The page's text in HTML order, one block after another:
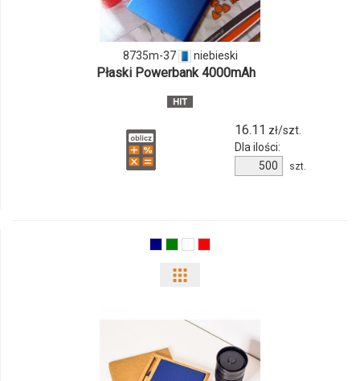
produktu
8735m-
37
8735m-37 niebieski
Płaski Powerbank 4000mAh
16.11 zł/szt.
Dla ilości:
produktu
szt.
ilości